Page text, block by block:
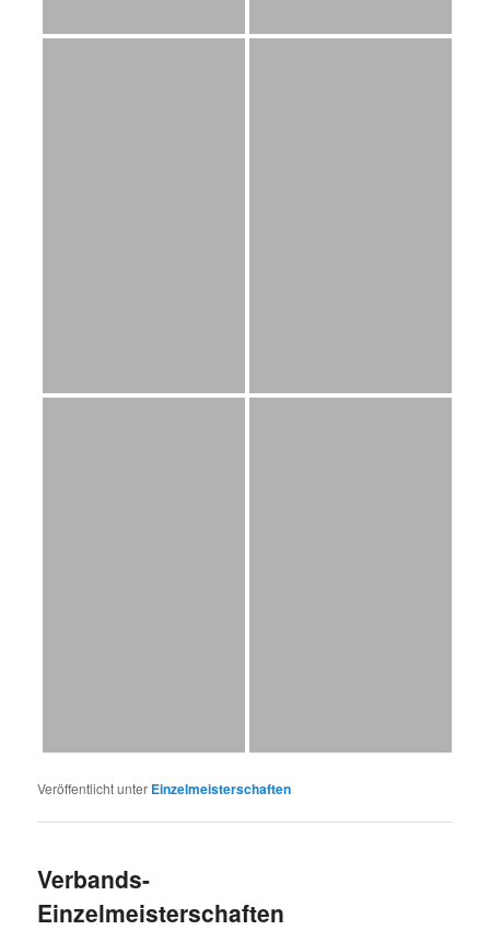
Veröffentlicht unter Einzelmeisterschaften
Verbands-
Einzelmeisterschaften